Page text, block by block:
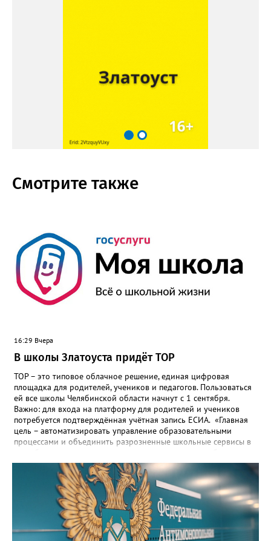
Смотрите также
16:29 Вчера
В школы Златоуста придёт ТОР
ТОР – это типовое облачное решение, единая цифровая
площадка для родителей, учеников и педагогов. Пользоваться
ей все школы Челябинской области начнут с 1 сентября.
Важно: для входа на платформу для родителей и учеников
потребуется подтверждённая учётная запись ЕСИА. «Главная
цель – автоматизировать управление образовательными
процессами и объединить разрозненные школьные сервисы в
региональном министерстве образования. - Платформа ТОР
“Моя школа” объединит все школьные сервисы в единую
безопасную государственную экосистему. Предполагается, что
переход пройдёт максимально комфортно для пользователей».
Привычные функции - оценки, расписание, домашние задания,
связь с учителями, знакомые пользователям экосистемы
«Госуслуги Моя школа», не просто сохранятся, они будут